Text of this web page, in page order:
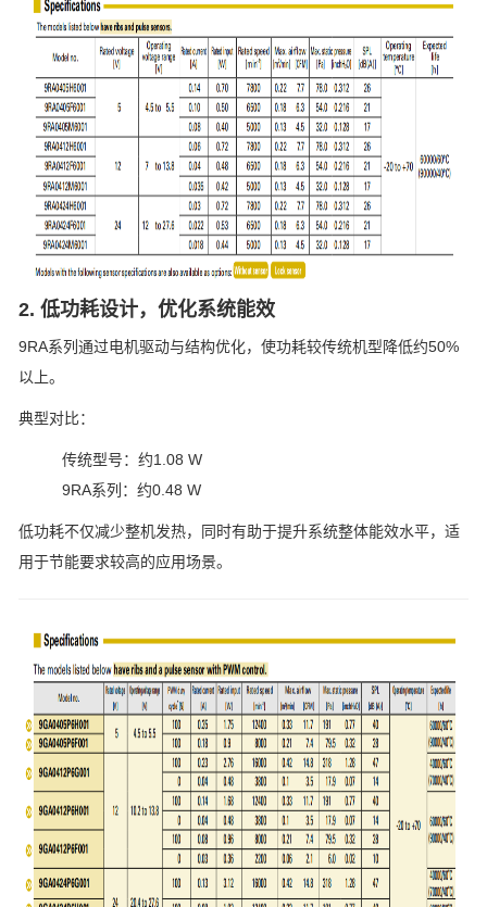
2. 低功耗设计，优化系统能效
9RA系列通过电机驱动与结构优化，使功耗较传统机型降低约50%
以上。
典型对比：
传统型号：约1.08 W
9RA系列：约0.48 W
低功耗不仅减少整机发热，同时有助于提升系统整体能效水平，适
用于节能要求较高的应用场景。